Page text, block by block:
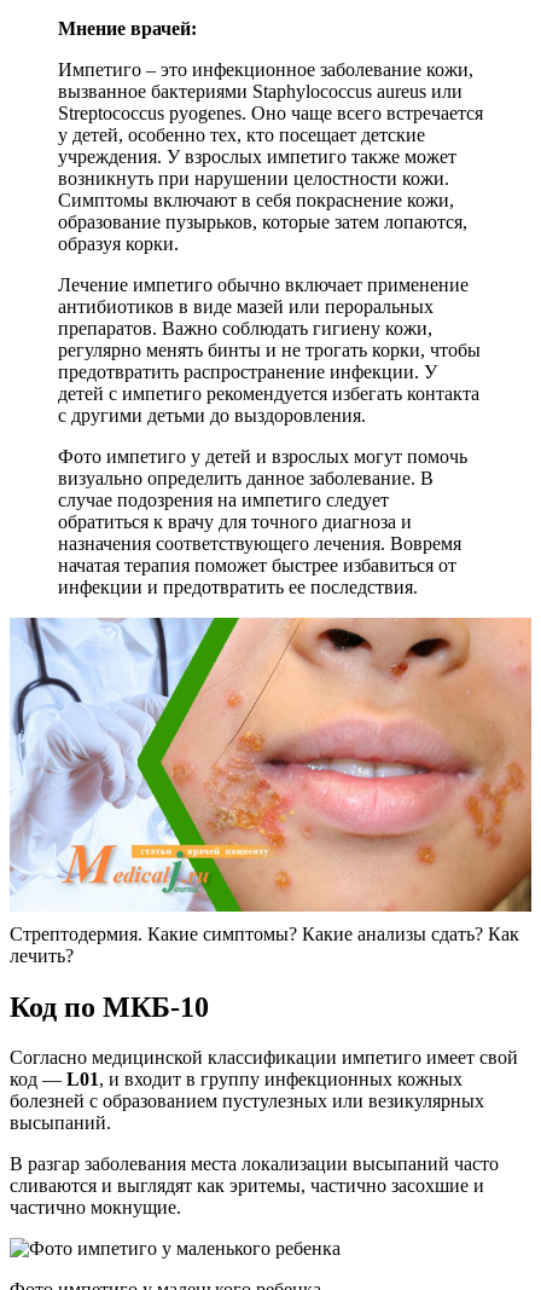
Мнение врачей:
Импетиго – это инфекционное заболевание кожи,
вызванное бактериями Staphylococcus aureus или
Streptococcus pyogenes. Оно чаще всего встречается
у детей, особенно тех, кто посещает детские
учреждения. У взрослых импетиго также может
возникнуть при нарушении целостности кожи.
Симптомы включают в себя покраснение кожи,
образование пузырьков, которые затем лопаются,
образуя корки.
Лечение импетиго обычно включает применение
антибиотиков в виде мазей или пероральных
препаратов. Важно соблюдать гигиену кожи,
регулярно менять бинты и не трогать корки, чтобы
предотвратить распространение инфекции. У
детей с импетиго рекомендуется избегать контакта
с другими детьми до выздоровления.
Фото импетиго у детей и взрослых могут помочь
визуально определить данное заболевание. В
случае подозрения на импетиго следует
обратиться к врачу для точного диагноза и
назначения соответствующего лечения. Вовремя
начатая терапия поможет быстрее избавиться от
инфекции и предотвратить ее последствия.
Стрептодермия. Какие симптомы? Какие анализы сдать? Как
лечить?
Код по МКБ-10
Согласно медицинской классификации импетиго имеет свой
код — L01, и входит в группу инфекционных кожных
болезней с образованием пустулезных или везикулярных
высыпаний.
В разгар заболевания места локализации высыпаний часто
сливаются и выглядят как эритемы, частично засохшие и
частично мокнущие.